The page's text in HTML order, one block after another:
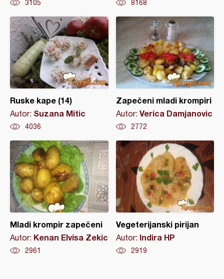
3105 8168
Ruske kape (14)
Autor: Suzana Mitic
4036
Zapečeni mladi krompiri
Autor: Verica Damjanovic
2772
Mladi krompir zapečeni
Autor: Kenan Elvisa Zekic
2961
Vegeterijanski pirijan
Autor: Indira HP
2919